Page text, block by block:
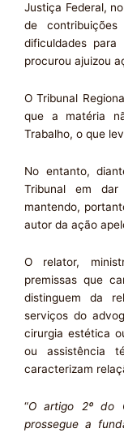
Justiça Federal,
de
dificuldades para
procurou ajuizou
O Tribunal
que a matéria
Trabalho, o que
No entanto,
Tribunal em
mantendo,
autor da ação
O relator,
premissas que
distinguem da
serviços do
cirurgia estética
ou assistência
caracterizam
“O artigo 2ºdo
prossegue a